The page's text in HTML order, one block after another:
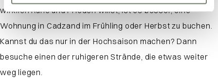
wirklich Ruhe und Frieden willst, ist es besser, eine
Wohnung in Cadzand im Frühling oder Herbst zu buchen.
Kannst du das nur in der Hochsaison machen? Dann
besuche einen der ruhigeren Strände, die etwas weiter
weg liegen.